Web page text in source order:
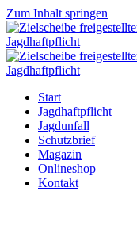
Zum Inhalt springen
Start
Jagdhaftpflicht
Jagdunfall
Schutzbrief
Magazin
Onlineshop
Kontakt